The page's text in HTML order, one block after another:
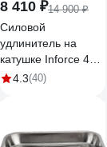
8 410 ₽14 900 ₽
Силовой
удлинитель на
катушке Inforce 4
гнезда, с/з КГт
4.3(40)